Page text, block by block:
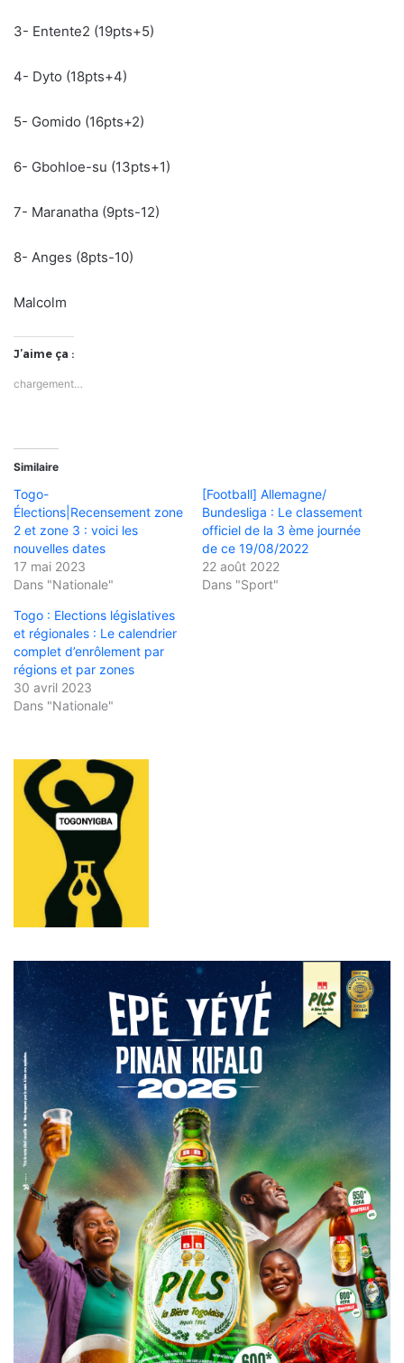
3- Entente2 (19pts+5)
4- Dyto (18pts+4)
5- Gomido (16pts+2)
6- Gbohloe-su (13pts+1)
7- Maranatha (9pts-12)
8- Anges (8pts-10)
Malcolm
J’aime ça :
chargement…
Similaire
Togo-
Élections|Recensement zone
2 et zone 3 : voici les
nouvelles dates
17 mai 2023
Dans "Nationale"
[Football] Allemagne/
Bundesliga : Le classement
officiel de la 3 ème journée
de ce 19/08/2022
22 août 2022
Dans "Sport"
Togo : Elections législatives
et régionales : Le calendrier
complet d’enrôlement par
régions et par zones
30 avril 2023
Dans "Nationale"